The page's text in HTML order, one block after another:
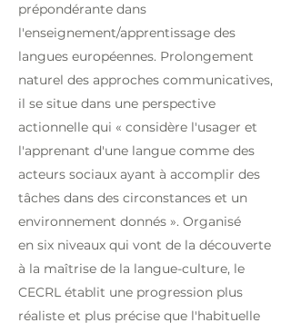
prépondérante dans
l'enseignement/apprentissage des
langues européennes. Prolongement
naturel des approches communicatives,
il se situe dans une perspective
actionnelle qui « considère l'usager et
l'apprenant d'une langue comme des
acteurs sociaux ayant à accomplir des
tâches dans des circonstances et un
environnement donnés ». Organisé
en six niveaux qui vont de la découverte
à la maîtrise de la langue-culture, le
CECRL établit une progression plus
réaliste et plus précise que l'habituelle